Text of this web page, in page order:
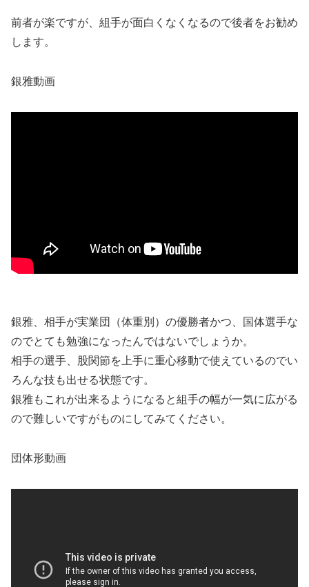
前者が楽ですが、組手が面白くなくなるので後者をお勧め
します。
銀雅動画
銀雅、相手が実業団（体重別）の優勝者かつ、国体選手な
のでとても勉強になったんではないでしょうか。
相手の選手、股関節を上手に重心移動で使えているのでい
ろんな技も出せる状態です。
銀雅もこれが出来るようになると組手の幅が一気に広がる
ので難しいですがものにしてみてください。
団体形動画